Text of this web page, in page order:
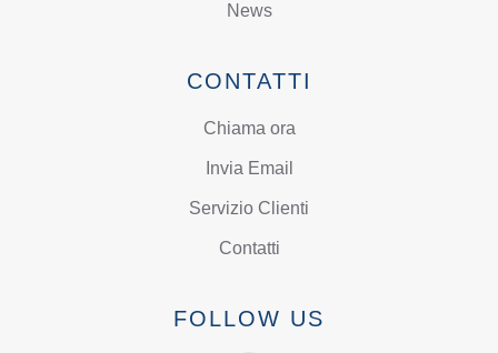
News
CONTATTI
Chiama ora
Invia Email
Servizio Clienti
Contatti
FOLLOW US